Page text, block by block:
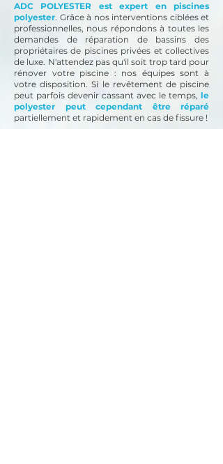
ADC POLYESTER est expert en piscines
polyester. Grâce à nos interventions ciblées et
professionnelles, nous répondons à toutes les
demandes de réparation de bassins des
propriétaires de piscines privées et collectives
de luxe. N'attendez pas qu'il soit trop tard pour
rénover votre piscine : nos équipes sont à
votre disposition.Si le revêtement de piscine
peut parfois devenir cassant avec le temps, le
polyester peut cependant être réparé
partiellement et rapidement en cas de fissure !